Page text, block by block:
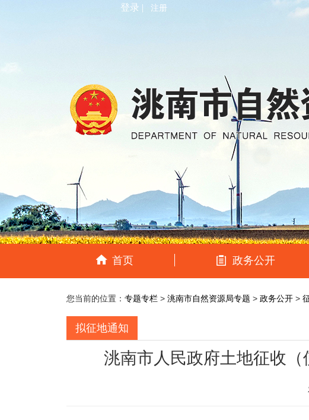
登录 | 注册
首页 政务公开
您当前的位置： 专题专栏 > 洮南市自然资源局专题 > 政务公开 >
拟征地通知
洮南市人民政府土地征收